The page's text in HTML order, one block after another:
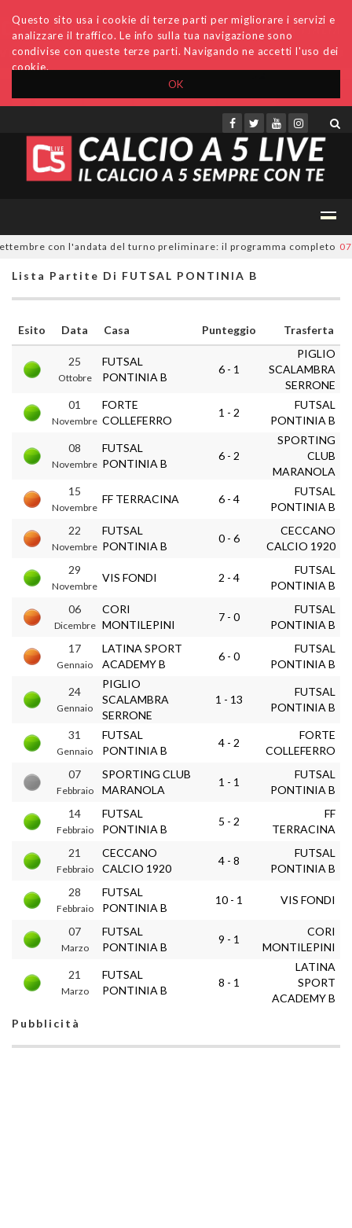
OK
Questo sito usa i cookie di terze parti per migliorare i servizi e
analizzare il traffico. Le info sulla tua navigazione sono
condivise con queste terze parti. Navigando ne accetti l'uso dei
cookie.
Accedi Archivio Invio comunicati Redazione
con l'andata del turno preliminare: il programma completo 07/
Lista Partite Di FUTSAL PONTINIA B
Esito Data Casa Punteggio Trasferta
25
Ottobre
FUTSAL
PONTINIA B
6 - 1
PIGLIO
SCALAMBRA
SERRONE
01
Novembre
FORTE
COLLEFERRO
1 - 2
FUTSAL
PONTINIA B
08
Novembre
FUTSAL
PONTINIA B
6 - 2
SPORTING
CLUB
MARANOLA
15
Novembre
FF TERRACINA 6 - 4
FUTSAL
PONTINIA B
22
Novembre
FUTSAL
PONTINIA B
0 - 6
CECCANO
CALCIO 1920
29
Novembre
VIS FONDI 2 - 4
FUTSAL
PONTINIA B
06
Dicembre
CORI
MONTILEPINI
7 - 0
FUTSAL
PONTINIA B
17
Gennaio
LATINA SPORT
ACADEMY B
6 - 0
FUTSAL
PONTINIA B
24
Gennaio
PIGLIO
SCALAMBRA
SERRONE
1 - 13
FUTSAL
PONTINIA B
31
Gennaio
FUTSAL
PONTINIA B
4 - 2
FORTE
COLLEFERRO
07
Febbraio
SPORTING CLUB
MARANOLA
1 - 1
FUTSAL
PONTINIA B
14
Febbraio
FUTSAL
PONTINIA B
5 - 2
FF
TERRACINA
21
Febbraio
CECCANO
CALCIO 1920
4 - 8
FUTSAL
PONTINIA B
28
Febbraio
FUTSAL
PONTINIA B
10 - 1 VIS FONDI
07
Marzo
FUTSAL
PONTINIA B
9 - 1
CORI
MONTILEPINI
21
Marzo
FUTSAL
PONTINIA B
8 - 1
LATINA
SPORT
ACADEMY B
Pubblicità